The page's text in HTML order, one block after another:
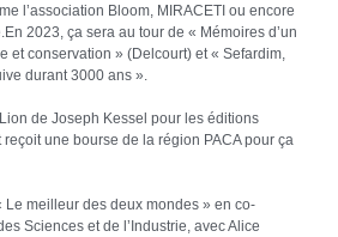
l’association Bloom, MIRACETI ou encore
2023, ça sera au tour de « Mémoires d’un
et conservation » (Delcourt) et « Sefardim,
durant 3000 ans ».
de Joseph Kessel pour les éditions
une bourse de la région PACA pour ça
Le meilleur des deux mondes » en co-
Sciences et de l’Industrie, avec Alice